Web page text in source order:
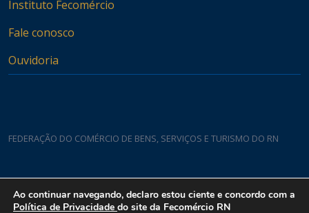
Instituto Fecomércio
Fale conosco
Ouvidoria
FEDERAÇÃO DO COMÉRCIO DE BENS, SERVIÇOS E TURISMO DO RN
Rua Padre João Damasceno, 1935 - Lagoa Nova CEP 59075-760
Ao continuar navegando, declaro estou ciente e concordo com a
Política de Privacidade do site da Fecomércio RN